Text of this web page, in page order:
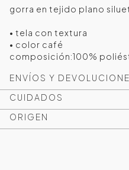
gorra en tejido plano
• tela con textura
• color café
composición:100%
ENVÍOS Y
CUIDADOS
ORIGEN